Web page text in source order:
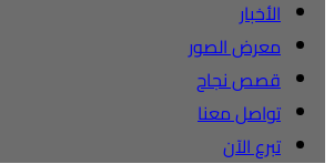
الأخبار
معرض الصور
قصص نجاح
تواصل معنا
تبرع الآن